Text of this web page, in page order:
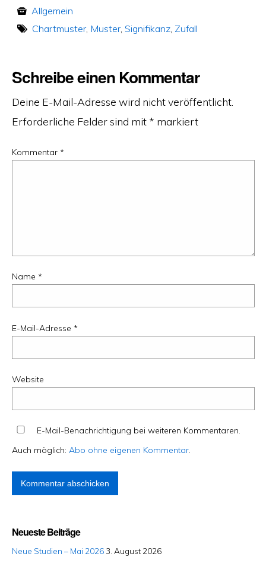
Allgemein
Chartmuster, Muster, Signifikanz, Zufall
Schreibe einen Kommentar
Deine E-Mail-Adresse wird nicht veröffentlicht.
Erforderliche Felder sind mit * markiert
Kommentar *
Name *
E-Mail-Adresse *
Website
E-Mail-Benachrichtigung bei weiteren Kommentaren.
Auch möglich: Abo ohne eigenen Kommentar.
Neueste Beiträge
Neue Studien – Mai 2026 3. August 2026